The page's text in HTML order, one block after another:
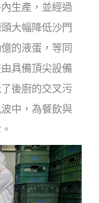
生產，並經過
大幅降低沙門
的液蛋，等同
具備頂尖設備
後廚的交叉污
中，為餐飲與